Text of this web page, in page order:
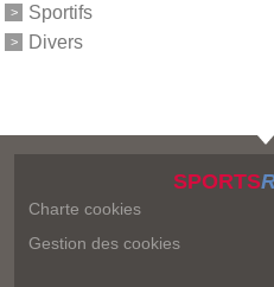
Sportifs
Divers
SPORTS
Charte cookies
Gestion des cookies